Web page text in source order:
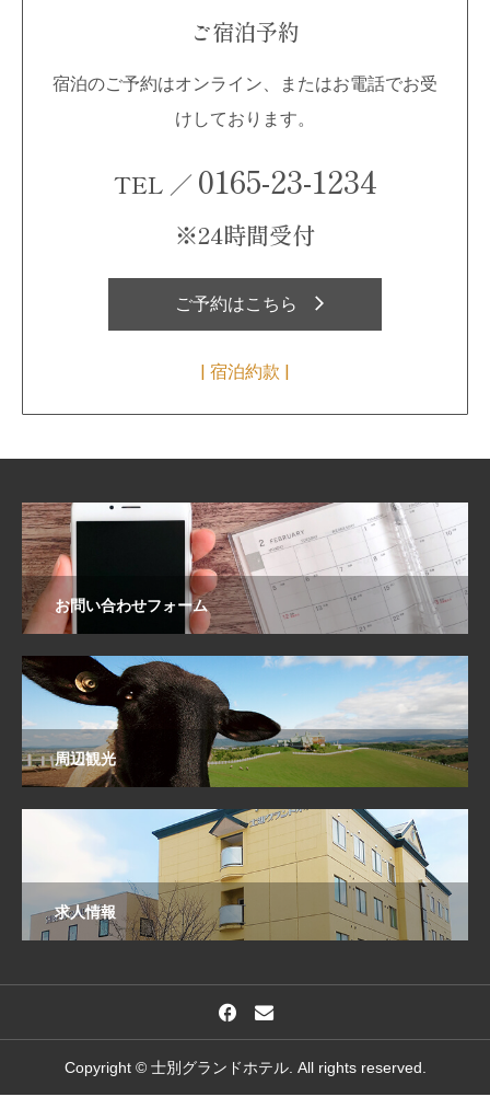
ご宿泊予約
宿泊のご予約はオンライン、またはお電話でお受
けしております。
TEL ／ 0165-23-1234
※24時間受付
ご予約はこちら
| 宿泊約款 |
お問い合わせフォーム
周辺観光
求人情報
Copyright © 士別グランドホテル. All rights reserved.